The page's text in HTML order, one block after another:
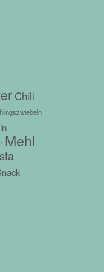
Chili
Mehl